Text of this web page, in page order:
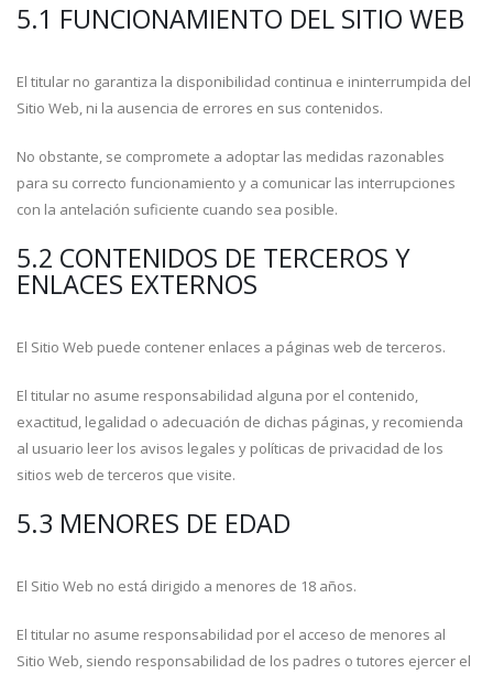
5.1 FUNCIONAMIENTO DEL SITIO WEB
El titular no garantiza la disponibilidad continua e ininterrumpida del
Sitio Web, ni la ausencia de errores en sus contenidos.
No obstante, se compromete a adoptar las medidas razonables
para su correcto funcionamiento y a comunicar las interrupciones
con la antelación suficiente cuando sea posible.
5.2 CONTENIDOS DE TERCEROS Y
ENLACES EXTERNOS
El Sitio Web puede contener enlaces a páginas web de terceros.
El titular no asume responsabilidad alguna por el contenido,
exactitud, legalidad o adecuación de dichas páginas, y recomienda
al usuario leer los avisos legales y políticas de privacidad de los
sitios web de terceros que visite.
5.3 MENORES DE EDAD
El Sitio Web no está dirigido a menores de 18 años.
El titular no asume responsabilidad por el acceso de menores al
Sitio Web, siendo responsabilidad de los padres o tutores ejercer el